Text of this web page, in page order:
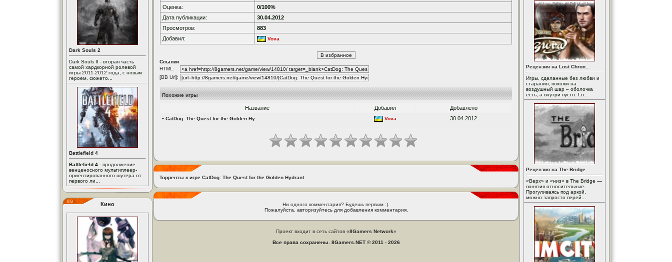
Dark Souls 2
Dark Souls II - вторая часть
самой хардкорной ролевой
игры 2011-2012 года, с новым
героем, сюжето...
Battlefield 4
Battlefield 4 - продолжение
венценосного мультиплеер-
ориентированного шутера от
первого ли...
Кино
Оценка:
0/100%
Дата публикации:
30.04.2012
Просмотров:
883
Добавил:
Vova
Ссылки
HTML:
[BB Url]:
Похожие игры
Название Добавил
Добавлено
• CatDog: The Quest for the Golden Hy... Vova 30.04.2012
Торренты к игре CatDog: The Quest for the Golden Hydrant
Ни одного комментария? Будешь первым :).
Пожалуйста, авторизуйтесь для добавления комментария.
Проект входит в сеть сайтов «8Gamers Network»
Все права сохранены. 8Gamers.NET © 2011 - 2026
Рецензия на Lost Chron...
Игры, сделанные без любви и
старания, похожи на
воздушный шар – оболочка
есть, а внутри пусто. Lo...
Рецензия на The Bridge
«Верх» и «низ» в The Bridge —
понятия относительные.
Прогуливаясь под аркой,
можно запросто перей...